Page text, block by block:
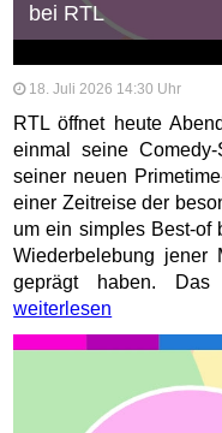
bei RTL
18. Juli 2026 14:30 Uhr
RTL öffnet heute
einmal seine
seiner neuen
einer Zeitreise der
um ein simples Best-of
Wiederbelebung jener
geprägt haben.
weiterlesen